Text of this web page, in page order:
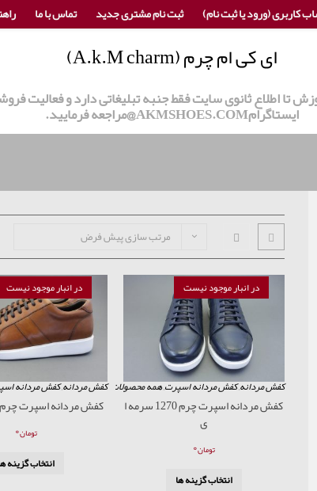
کاربری (ورود یا ثبت نام) ثبت نام مشتری جدید تماس با ما
ای کی ام چرم (A.k.M charm)
تا اطلاع ثانوی سایت فقط جنبه تبلیغاتی دارد و
ایستاگرامAKMSHOES.COM@مراجعه فرمایید.
مرتب سازی پیش فرض
در انبار موجود نیست
کفش مردانه,کفش مردانه اسپرت,همه محصولات
کفش مردانه اسپرت چرم 1270 سرمه ا
ی
تومان۰
انتخاب گزینه ها
در انبار موجود نیست
کفش مردانه,کفش مردانه
کفش مردانه اسپرت چرم 1270
تومان۰
انتخاب گزینه